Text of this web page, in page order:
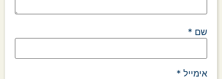
שם *
אימייל *